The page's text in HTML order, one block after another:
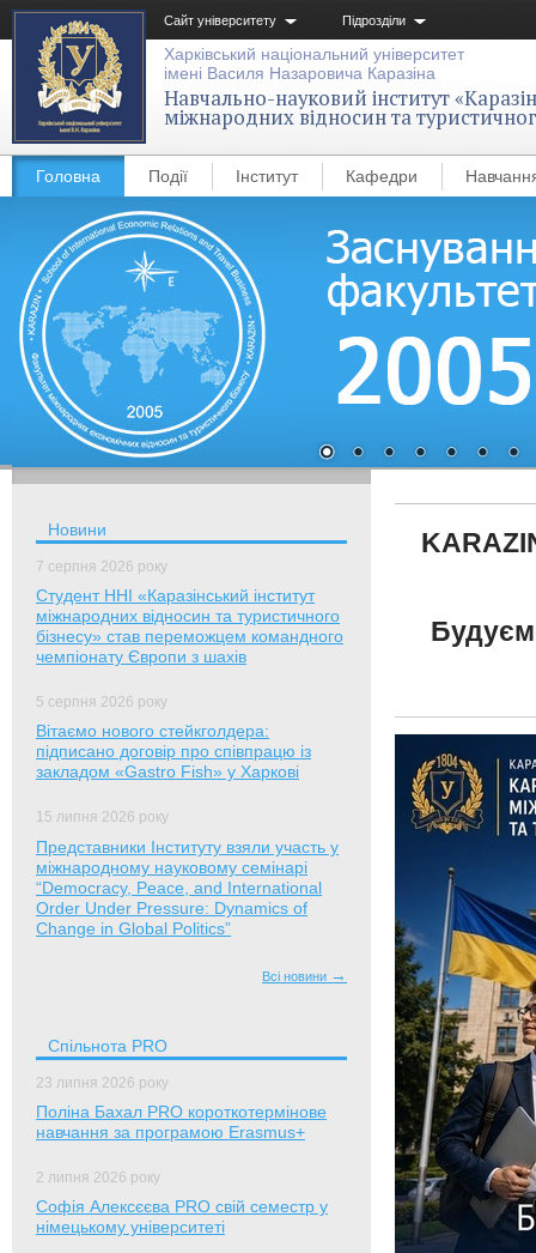
Сайт університету Підрозділи
Харківський національний університет
імені Василя Назаровича Каразіна
Навчально-науковий інститут
міжнародних відносин та
Головна Події Інститут Кафедри
Новини
7 серпня 2026 року
Студент ННІ «Каразінський інститут
міжнародних відносин та туристичного
бізнесу» став переможцем командного
чемпіонату Європи з шахів
5 серпня 2026 року
Вітаємо нового стейкголдера:
підписано договір про співпрацю із
закладом «Gastro Fish» у Харкові
15 липня 2026 року
Представники Інституту взяли участь у
міжнародному науковому семінарі
“Democracy, Peace, and International
Order Under Pressure: Dynamics of
Change in Global Politics”
Всі новини →
Спільнота PRO
23 липня 2026 року
Поліна Бахал PRO короткотермінове
навчання за програмою Erasmus+
2 липня 2026 року
Софія Алексєєва PRO свій семестр у
німецькому університеті